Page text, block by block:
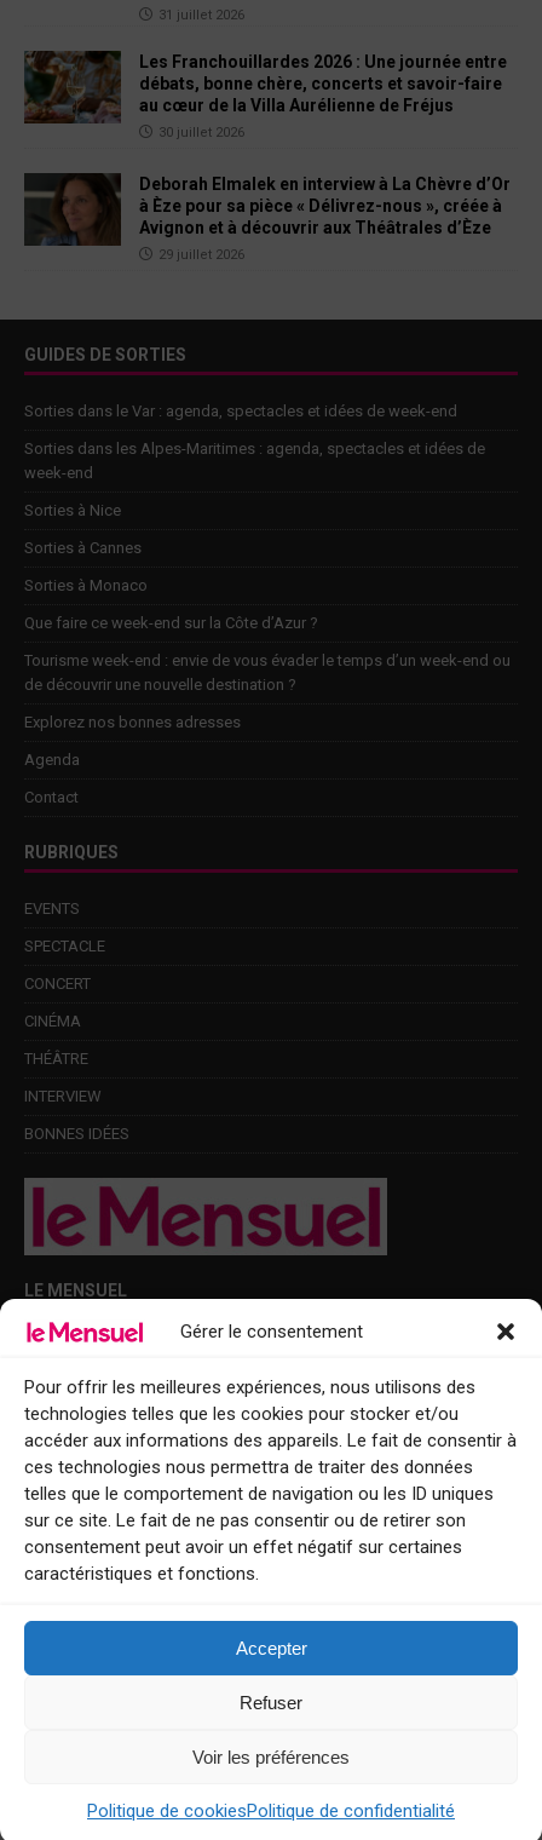
Gérer le consentement
Pour offrir les meilleures expériences, nous utilisons des
technologies telles que les cookies pour stocker et/ou
accéder aux informations des appareils. Le fait de consentir à
ces technologies nous permettra de traiter des données
telles que le comportement de navigation ou les ID uniques
sur ce site. Le fait de ne pas consentir ou de retirer son
consentement peut avoir un effet négatif sur certaines
caractéristiques et fonctions.
Accepter
Refuser
Voir les préférences
Politique de cookiesPolitique de confidentialité
31 juillet 2026
Les Franchouillardes 2026 : Une journée entre
débats, bonne chère, concerts et savoir-faire
au cœur de la Villa Aurélienne de Fréjus
30 juillet 2026
Deborah Elmalek en interview à La Chèvre d’Or
à Èze pour sa pièce « Délivrez-nous », créée à
Avignon et à découvrir aux Théâtrales d’Èze
29 juillet 2026
GUIDES DE SORTIES
Sorties dans le Var : agenda, spectacles et idées de week-end
Sorties dans les Alpes-Maritimes : agenda, spectacles et idées de
week-end
Sorties à Nice
Sorties à Cannes
Sorties à Monaco
Que faire ce week-end sur la Côte d’Azur ?
Tourisme week-end : envie de vous évader le temps d’un week-end ou
de découvrir une nouvelle destination ?
Explorez nos bonnes adresses
Agenda
Contact
RUBRIQUES
EVENTS
SPECTACLE
CONCERT
CINÉMA
THÉÂTRE
INTERVIEW
BONNES IDÉES
LE MENSUEL
Points de diffusion Var et Alpes-Maritimes : oû trouver Le Mensuel ?
Le Mensuel en PDF : consultez le magazine en ligne
Qui sommes-nous ?
BFM Top Sorties
EVENT
Tourisme week-end : envie de vous évader le temps d’un week-end ou
Explorez nos bonnes adresses
Contact
G-1F540GD4YP